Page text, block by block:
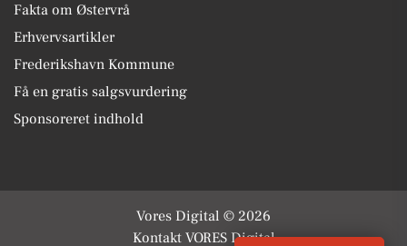
Fakta om Østervrå
Erhvervsartikler
Frederikshavn Kommune
Få en gratis salgsvurdering
Sponsoreret indhold
Vores Digital © 2026
Kontakt VORES Digital